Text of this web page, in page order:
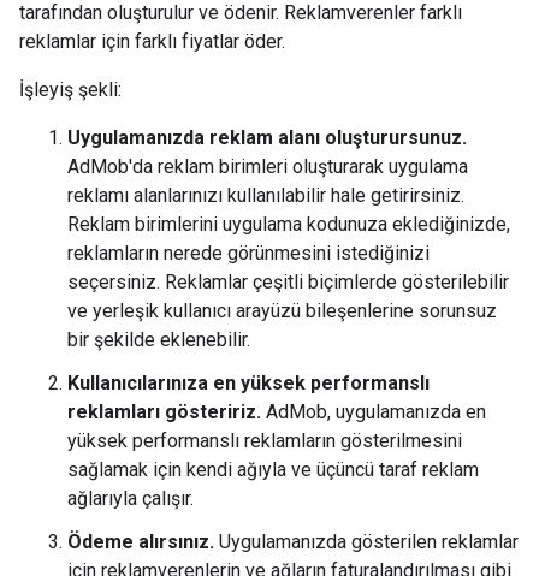
tarafından oluşturulur ve ödenir. Reklamverenler farklı
reklamlar için farklı fiyatlar öder.
İşleyiş şekli:
Uygulamanızda reklam alanı oluşturursunuz.
AdMob'da reklam birimleri oluşturarak uygulama
reklamı alanlarınızı kullanılabilir hale getirirsiniz.
Reklam birimlerini uygulama kodunuza eklediğinizde,
reklamların nerede görünmesini istediğinizi
seçersiniz. Reklamlar çeşitli biçimlerde gösterilebilir
ve yerleşik kullanıcı arayüzü bileşenlerine sorunsuz
bir şekilde eklenebilir.
Kullanıcılarınıza en yüksek performanslı
reklamları gösteririz. AdMob, uygulamanızda en
yüksek performanslı reklamların gösterilmesini
sağlamak için kendi ağıyla ve üçüncü taraf reklam
ağlarıyla çalışır.
Ödeme alırsınız. Uygulamanızda gösterilen reklamlar
için reklamverenlerin ve ağların faturalandırılması gibi